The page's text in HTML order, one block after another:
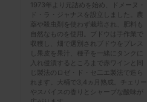
1973年より元詰めを始め、ドメーヌ・
ド・ラ・ジャナスを設立しました。農
薬や殺虫剤を使わず栽培され、肥料も
自然なものを使用。ブドウは手作業で
収穫し、畑で選別されブドウをプレス
し果皮を果汁、種子を一緒にタンクに
入れ侵漬するところまで赤ワインと同
じ製法のロゼ・ド・セ二エ製法で造ら
れます。大桶で3,4ヵ月熟成。チェリー
やスパイスの香りとシャープな酸味が